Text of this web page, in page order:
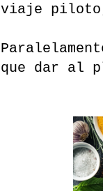
viaje
que dar al